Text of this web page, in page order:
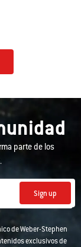
parte de los
Sign up
de Weber-Stephen
exclusivos de